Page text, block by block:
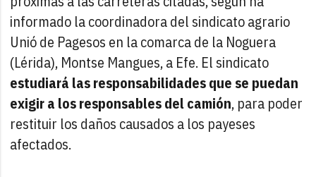
informado la coordinadora del sindicato agrario
Unió de Pagesos en la comarca de la Noguera
(Lérida), Montse Mangues, a Efe. El sindicato
estudiará las responsabilidades que se puedan
exigir a los responsables del camión, para poder
restituir los daños causados a los payeses
afectados.